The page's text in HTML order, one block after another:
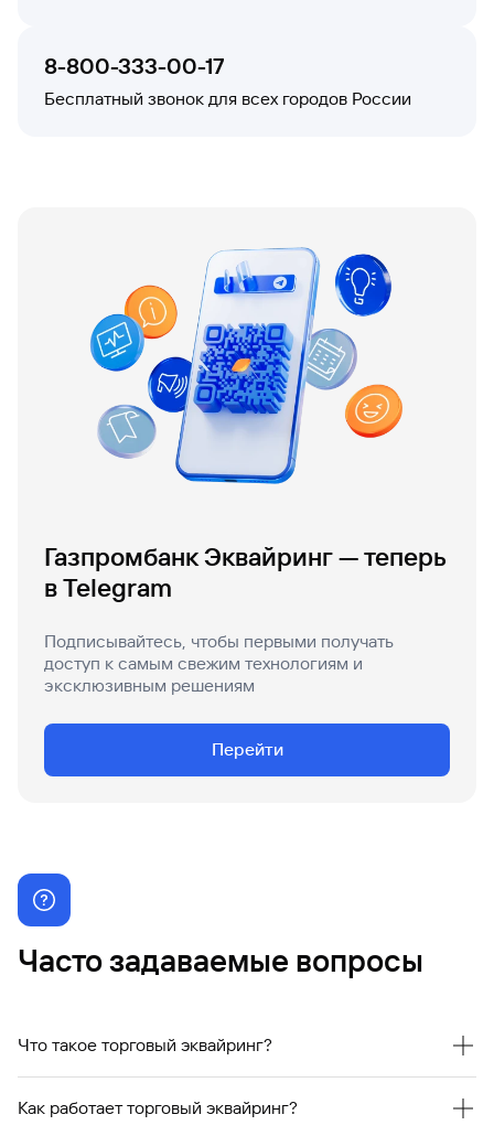
8-800-333-00-17
Бесплатный звонок для всех городов России
Газпромбанк Эквайринг — теперь
в Telegram
Подписывайтесь, чтобы первыми получать
доступ к самым свежим технологиям и
эксклюзивным решениям
Перейти
Часто задаваемые вопросы
Что такое торговый эквайринг?
Торговый эквайринг — это современный способ приема
безналичных платежей с использованием банковской
Как работает торговый эквайринг?